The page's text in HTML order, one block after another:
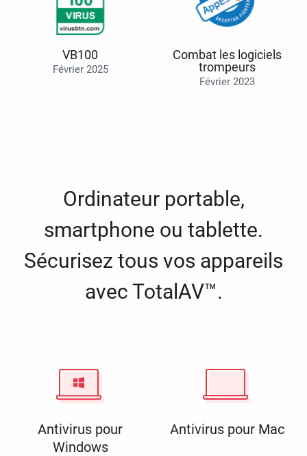
VB100
Février 2025
Combat les logiciels
trompeurs
Février 2023
Ordinateur portable,
smartphone ou tablette.
Sécurisez tous vos appareils
avec TotalAV™.
Antivirus pour
Windows
Antivirus pour Mac